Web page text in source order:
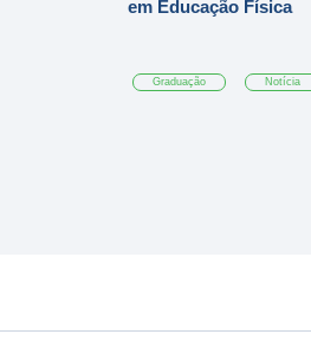
em Educação Física
Graduação Notícia